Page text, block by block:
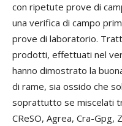
con ripetute prove di
una verifica di campo
prove di laboratorio.
prodotti, effettuati nel
hanno dimostrato la
di rame, sia ossido che
soprattutto se miscelati
CReSO, Agrea, Cra-Gpg,